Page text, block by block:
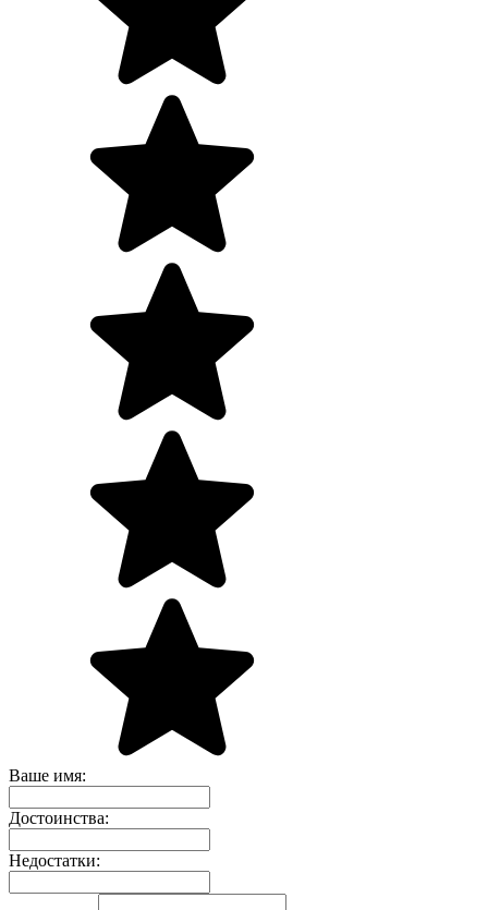
Ваше имя:
Достоинства:
Недостатки: